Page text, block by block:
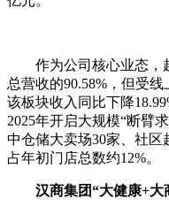
作为公司核心业态，
总营收的90.58%，但受
该板块收入同比下降
2025年开启大规模“断臂
中仓储大卖场30家、社区
占年初门店总数约12%。
汉商集团“大健康+大